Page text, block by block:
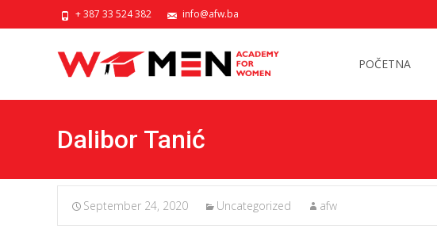
+ 387 33 524 382 info@afw.ba
POČETNA
Dalibor Tanić
September 24, 2020 Uncategorized afw